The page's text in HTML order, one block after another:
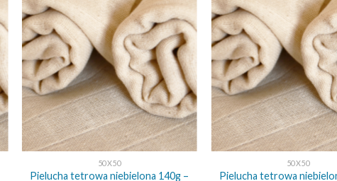
+
50X50
Pielucha tetrowa niebielona 140g –
+
50X50
Pielucha tetrowa